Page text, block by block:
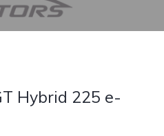
Hybrid 225 e-